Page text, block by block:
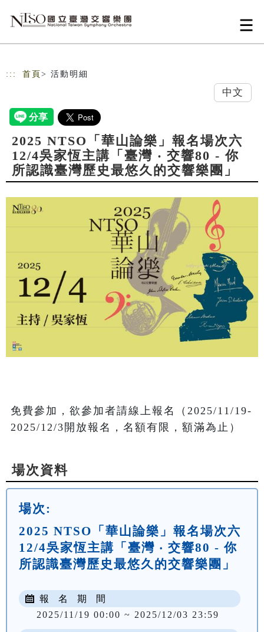
::: 首頁 > 活動明細
中文
2025 NTSO「華山論樂」報名場次六
12/4吳家恆主講「臺灣 ‧ 交響80 - 你
所認識臺灣歷史最悠久的交響樂團」
免費參加，欲參加者請線上報名（2025/11/19-
2025/12/3開放報名，名額有限，額滿為止）
場次資料
場次:
2025 NTSO「華山論樂」報名場次六
12/4吳家恆主講「臺灣 ‧ 交響80 - 你
所認識臺灣歷史最悠久的交響樂團」
報 名 期 間
2025/11/19 00:00 ~ 2025/12/03 23:59